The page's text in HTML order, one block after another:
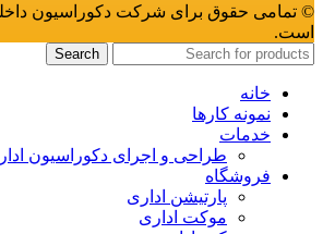
© تمامی حقوق برای شرکت دکوراسیون
است.
Search
خانه
نمونه کارها
خدمات
طراحی و اجرای دکوراسیون
فروشگاه
پارتیشن اداری
موکت اداری